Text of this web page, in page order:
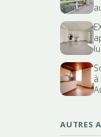
AUTRES